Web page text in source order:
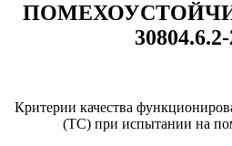
Критерии качества
(ТС) при испытании на